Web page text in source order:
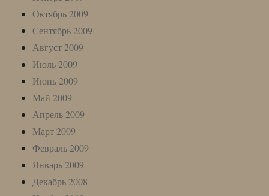
Октябрь 2009
Сентябрь 2009
Август 2009
Июль 2009
Июнь 2009
Май 2009
Апрель 2009
Март 2009
Февраль 2009
Январь 2009
Декабрь 2008